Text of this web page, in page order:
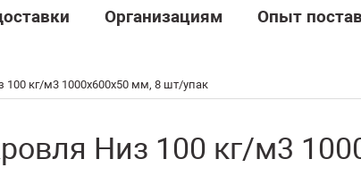
кг/м3 1000х600х50 мм, 8 шт/упак
Низ 100 кг/м3
Организациям Опыт